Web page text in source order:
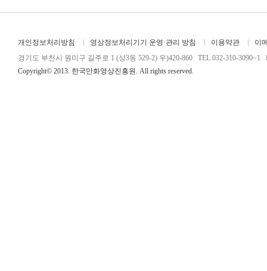
개인정보처리방침 영상정보처리기기 운영·관리 방침 이용약관
이
경기도 부천시 원미구 길주로 1 (상3동 529-2) 우)420-860 TEL 032-310-3090~1
Copyright© 2013. 한국만화영상진흥원. All rights reserved.